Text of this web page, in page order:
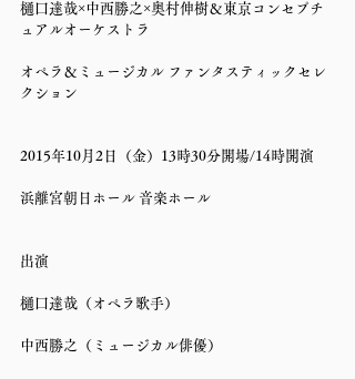
樋口達哉×中西勝之×奥村伸樹＆東京コンセプチ
ュアルオーケストラ
オペラ＆ミュージカル ファンタスティックセレ
クション
2015年10月2日（金）13時30分開場/14時開演
浜離宮朝日ホール 音楽ホール
出演
樋口達哉（オペラ歌手）
中西勝之（ミュージカル俳優）